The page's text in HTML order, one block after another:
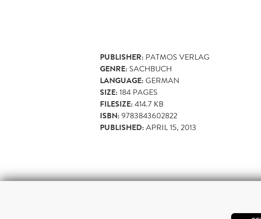
PUBLISHER: PATMOS VERLAG
GENRE: SACHBUCH
LANGUAGE:GERMAN
SIZE:184 PAGES
FILESIZE:414.7 KB
ISBN:9783843602822
PUBLISHED:APRIL 15, 2013